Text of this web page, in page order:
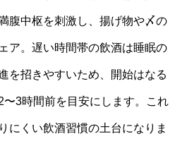
腹中枢を刺激し、揚げ物や〆の
ア。遅い時間帯の飲酒は睡眠の
を招きやすいため、開始はなる
3時間前を目安にします。これ
にくい飲酒習慣の土台になりま